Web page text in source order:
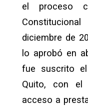
el proceso
diciembre de
lo aprobó en
fue suscrito
Quito, con el
acceso a